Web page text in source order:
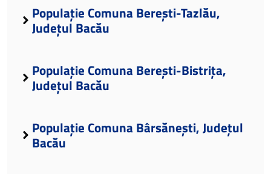
Populație Comuna Berești-Tazlău,
Județul Bacău
Populație Comuna Berești-Bistrița,
Județul Bacău
Populație Comuna Bârsănești, Județul
Bacău